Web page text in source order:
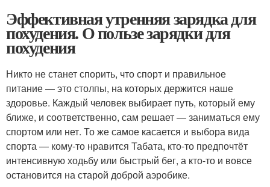
Эффективная утренняя зарядка для
похудения. О пользе зарядки для
похудения
Никто не станет спорить, что спорт и правильное
питание — это столпы, на которых держится наше
здоровье. Каждый человек выбирает путь, который ему
ближе, и соответственно, сам решает — заниматься ему
спортом или нет. То же самое касается и выбора вида
спорта — кому-то нравится Табата, кто-то предпочтёт
интенсивную ходьбу или быстрый бег, а кто-то и вовсе
остановится на старой доброй аэробике.